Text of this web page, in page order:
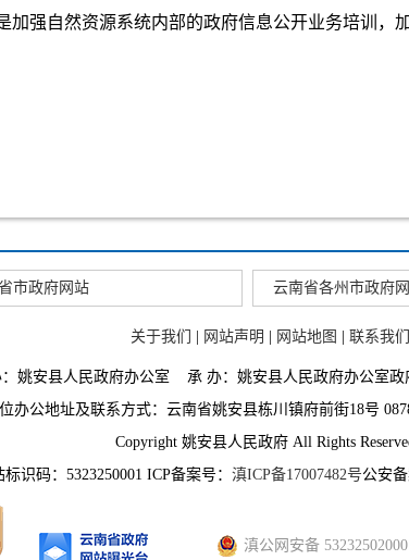
强自然资源系统内部的政府信息公开业务培训，
市政府网站 云南省各州市政府
关于我们 网站声明 网站地图 联系我们
：姚安县人民政府办公室 承 办：姚安县人民政府办公室政
办公地址及联系方式：云南省姚安县栋川镇府前街18号
Copyright 姚安县人民政府 All Rights
标识码：5323250001 ICP备案号： 滇ICP备17007482号公安备
滇公网安备